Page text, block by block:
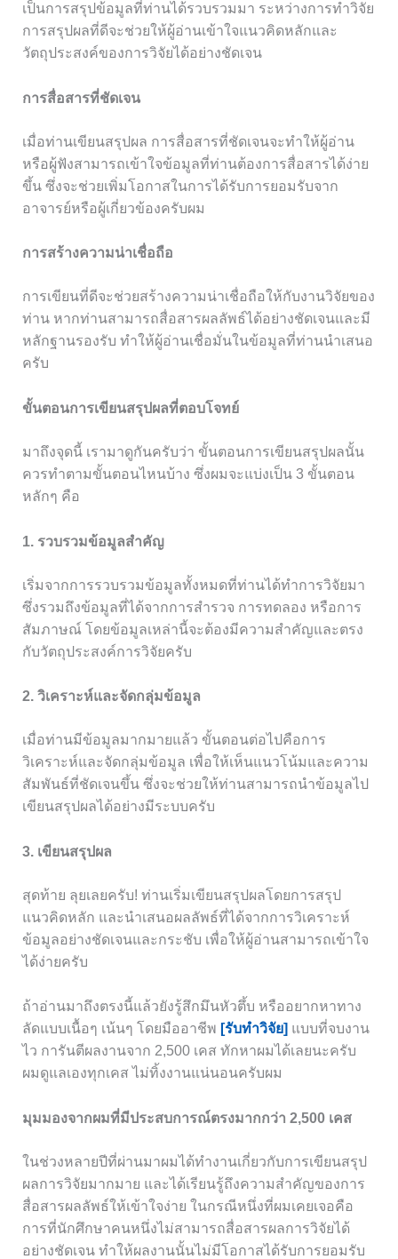
เป็นการสรุปข้อมูลที่ท่านได้รวบรวมมา ระหว่างการทำวิจัย
การสรุปผลที่ดีจะช่วยให้ผู้อ่านเข้าใจแนวคิดหลักและ
วัตถุประสงค์ของการวิจัยได้อย่างชัดเจน
การสื่อสารที่ชัดเจน
เมื่อท่านเขียนสรุปผล การสื่อสารที่ชัดเจนจะทำให้ผู้อ่าน
หรือผู้ฟังสามารถเข้าใจข้อมูลที่ท่านต้องการสื่อสารได้ง่าย
ขึ้น ซึ่งจะช่วยเพิ่มโอกาสในการได้รับการยอมรับจาก
อาจารย์หรือผู้เกี่ยวข้องครับผม
การสร้างความน่าเชื่อถือ
การเขียนที่ดีจะช่วยสร้างความน่าเชื่อถือให้กับงานวิจัยของ
ท่าน หากท่านสามารถสื่อสารผลลัพธ์ได้อย่างชัดเจนและมี
หลักฐานรองรับ ทำให้ผู้อ่านเชื่อมั่นในข้อมูลที่ท่านนำเสนอ
ครับ
ขั้นตอนการเขียนสรุปผลที่ตอบโจทย์
มาถึงจุดนี้ เรามาดูกันครับว่า ขั้นตอนการเขียนสรุปผลนั้น
ควรทำตามขั้นตอนไหนบ้าง ซึ่งผมจะแบ่งเป็น 3 ขั้นตอน
หลักๆ คือ
1. รวบรวมข้อมูลสำคัญ
เริ่มจากการรวบรวมข้อมูลทั้งหมดที่ท่านได้ทำการวิจัยมา
ซึ่งรวมถึงข้อมูลที่ได้จากการสำรวจ การทดลอง หรือการ
สัมภาษณ์ โดยข้อมูลเหล่านี้จะต้องมีความสำคัญและตรง
กับวัตถุประสงค์การวิจัยครับ
2. วิเคราะห์และจัดกลุ่มข้อมูล
เมื่อท่านมีข้อมูลมากมายแล้ว ขั้นตอนต่อไปคือการ
วิเคราะห์และจัดกลุ่มข้อมูล เพื่อให้เห็นแนวโน้มและความ
สัมพันธ์ที่ชัดเจนขึ้น ซึ่งจะช่วยให้ท่านสามารถนำข้อมูลไป
เขียนสรุปผลได้อย่างมีระบบครับ
3. เขียนสรุปผล
สุดท้าย ลุยเลยครับ! ท่านเริ่มเขียนสรุปผลโดยการสรุป
แนวคิดหลัก และนำเสนอผลลัพธ์ที่ได้จากการวิเคราะห์
ข้อมูลอย่างชัดเจนและกระชับ เพื่อให้ผู้อ่านสามารถเข้าใจ
ได้ง่ายครับ
ถ้าอ่านมาถึงตรงนี้แล้วยังรู้สึกมึนหัวตึ้บ หรืออยากหาทาง
ลัดแบบเนื้อๆ เน้นๆ โดยมืออาชีพ [รับทำวิจัย] แบบที่จบงาน
ไว การันตีผลงานจาก 2,500 เคส ทักหาผมได้เลยนะครับ
ผมดูแลเองทุกเคส ไม่ทิ้งงานแน่นอนครับผม
มุมมองจากผมที่มีประสบการณ์ตรงมากกว่า 2,500 เคส
ในช่วงหลายปีที่ผ่านมาผมได้ทำงานเกี่ยวกับการเขียนสรุป
ผลการวิจัยมากมาย และได้เรียนรู้ถึงความสำคัญของการ
สื่อสารผลลัพธ์ให้เข้าใจง่าย ในกรณีหนึ่งที่ผมเคยเจอคือ
การที่นักศึกษาคนหนึ่งไม่สามารถสื่อสารผลการวิจัยได้
อย่างชัดเจน ทำให้ผลงานนั้นไม่มีโอกาสได้รับการยอมรับ